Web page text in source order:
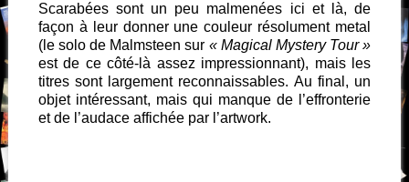
Scarabées sont un peu malmenées ici et là, de
façon à leur donner une couleur résolument metal
(le solo de Malmsteen sur « Magical Mystery Tour »
est de ce côté-là assez impressionnant), mais les
titres sont largement reconnaissables. Au final, un
objet intéressant, mais qui manque de l’effronterie
et de l’audace affichée par l’artwork.